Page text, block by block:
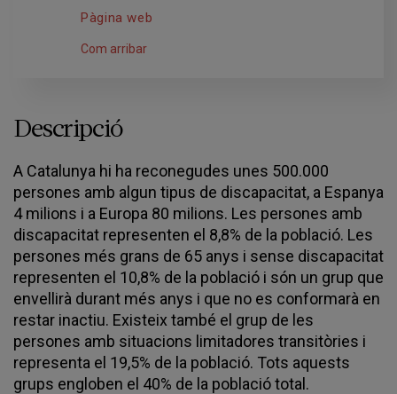
Pàgina web
Com arribar
Descripció
A Catalunya hi ha reconegudes unes 500.000
persones amb algun tipus de discapacitat, a Espanya
4 milions i a Europa 80 milions. Les persones amb
discapacitat representen el 8,8% de la població. Les
persones més grans de 65 anys i sense discapacitat
representen el 10,8% de la població i són un grup que
envellirà durant més anys i que no es conformarà en
restar inactiu. Existeix també el grup de les
persones amb situacions limitadores transitòries i
representa el 19,5% de la població. Tots aquests
grups engloben el 40% de la població total.